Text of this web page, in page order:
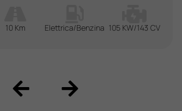
10 Km Elettrica/Benzina 105 KW/143 CV